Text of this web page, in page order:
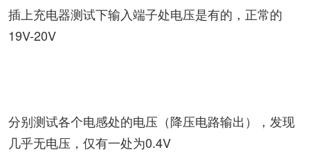
插上充电器测试下输入端子处电压是有的，正常的
19V-20V
分别测试各个电感处的电压（降压电路输出），发现
几乎无电压，仅有一处为0.4V